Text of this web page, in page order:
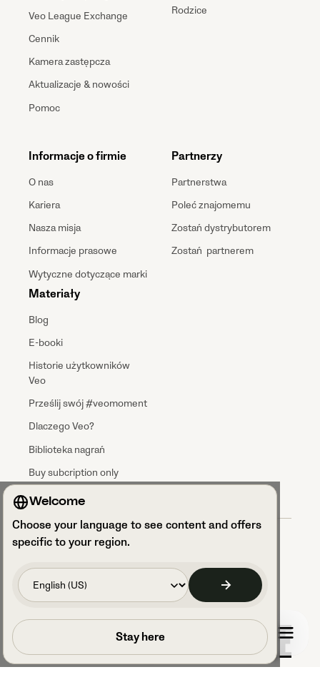
Umów rozmowę
Welcome
Choose your language to see content and offers
specific to your region.
Stay here
Veo League Exchange
Cennik
Kamera zastępcza
Aktualizacje & nowości
Pomoc
Rodzice
Informacje o firmie
O nas
Kariera
Nasza misja
Informacje prasowe
Wytyczne dotyczące marki
Materiały
Blog
E-booki
Historie użytkowników
Veo
Prześlij swój #veomoment
Dlaczego Veo?
Biblioteka nagrań
Buy subcription only
Partnerzy
Partnerstwa
Poleć znajomemu
Zostań dystrybutorem
Zostań partnerem
Regulamin
Przetwarzanie danych
Bezpieczeństwo danych i zgodność z RODO
Dostęp do ustawień plików cookie